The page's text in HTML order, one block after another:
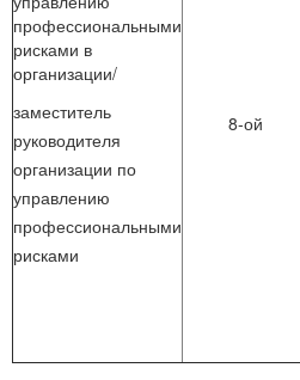
профессиональными
рисками в
организации/
заместитель
руководителя
организации по
управлению
профессиональными
рисками
8-ой